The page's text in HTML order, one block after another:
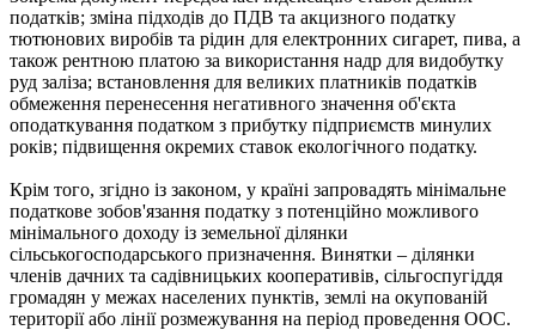
податків; зміна підходів до ПДВ та акцизного податку
тютюнових виробів та рідин для електронних сигарет, пива, а
також рентною платою за використання надр для видобутку
руд заліза; встановлення для великих платників податків
обмеження перенесення негативного значення об'єкта
оподаткування податком з прибутку підприємств минулих
років; підвищення окремих ставок екологічного податку.
Крім того, згідно із законом, у країні запровадять мінімальне
податкове зобов'язання податку з потенційно можливого
мінімального доходу із земельної ділянки
сільськогосподарського призначення. Винятки – ділянки
членів дачних та садівницьких кооперативів, сільгоспугіддя
громадян у межах населених пунктів, землі на окупованій
території або лінії розмежування на період проведення ООС.